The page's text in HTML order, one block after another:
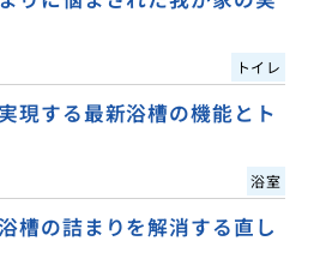
トイレ
現する最新浴槽の機能とト
浴室
槽の詰まりを解消する直し